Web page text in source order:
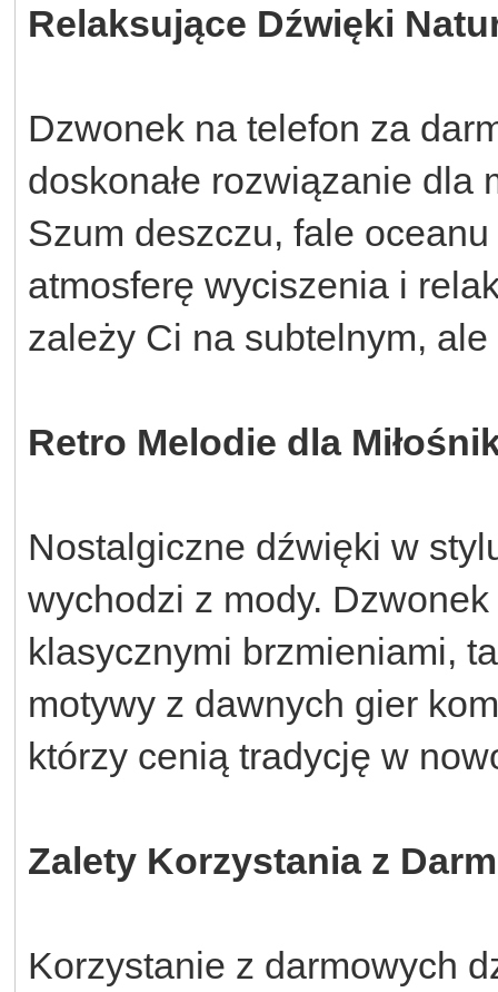
Relaksujące Dźwięki
Dzwonek na telefon za
doskonałe rozwiązanie dla
Szum deszczu, fale
atmosferę wyciszenia i
zależy Ci na subtelnym,
Retro Melodie dla
Nostalgiczne dźwięki w
wychodzi z mody.
klasycznymi brzmieniami,
motywy z dawnych gier
którzy cenią tradycję w
Zalety Korzystania z
Korzystanie z darmowych